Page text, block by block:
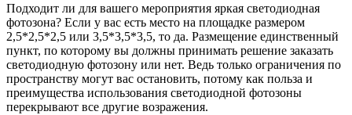
Подходит ли для вашего мероприятия яркая светодиодная
фотозона? Если у вас есть место на площадке размером
2,5*2,5*2,5 или 3,5*3,5*3,5, то да. Размещение единственный
пункт, по которому вы должны принимать решение заказать
светодиодную фотозону или нет. Ведь только ограничения по
пространству могут вас остановить, потому как польза и
преимущества использования светодиодной фотозоны
перекрывают все другие возражения.